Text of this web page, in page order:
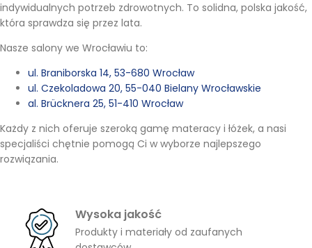
indywidualnych potrzeb zdrowotnych. To solidna, polska jakość,
która sprawdza się przez lata.
Nasze salony we Wrocławiu to:
ul. Braniborska 14, 53-680 Wrocław
ul. Czekoladowa 20, 55-040 Bielany Wrocławskie
al. Brücknera 25, 51-410 Wrocław
Każdy z nich oferuje szeroką gamę materacy i łóżek, a nasi
specjaliści chętnie pomogą Ci w wyborze najlepszego
rozwiązania.
Wysoka jakość
Produkty i materiały od zaufanych